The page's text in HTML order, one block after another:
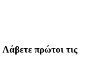
πρώτοι τις